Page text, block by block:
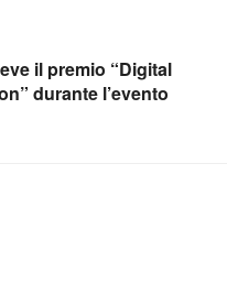
il premio “Digital
durante l’evento